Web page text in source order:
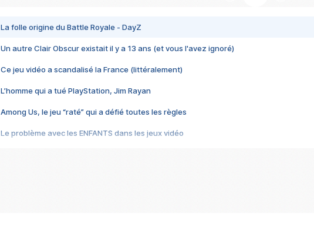
La folle origine du Battle Royale - DayZ
Un autre Clair Obscur existait il y a 13 ans (et vous l'avez ignoré)
Ce jeu vidéo a scandalisé la France (littéralement)
L’homme qui a tué PlayStation, Jim Rayan
Among Us, le jeu “raté” qui a défié toutes les règles
Le problème avec les ENFANTS dans les jeux vidéo